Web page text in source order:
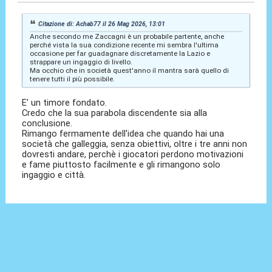
Citazione di: Achab77 il 26 Mag 2026, 13:01
Anche secondo me Zaccagni è un probabile partente, anche
perché vista la sua condizione recente mi sembra l'ultima
occasione per far guadagnare discretamente la Lazio e
strappare un ingaggio di livello.
Ma occhio che in società quest'anno il mantra sarà quello di
tenere tutti il più possibile.
E' un timore fondato.
Credo che la sua parabola discendente sia alla
conclusione.
Rimango fermamente dell'idea che quando hai una
società che galleggia, senza obiettivi, oltre i tre anni non
dovresti andare, perchè i giocatori perdono motivazioni
e fame piuttosto facilmente e gli rimangono solo
ingaggio e città.